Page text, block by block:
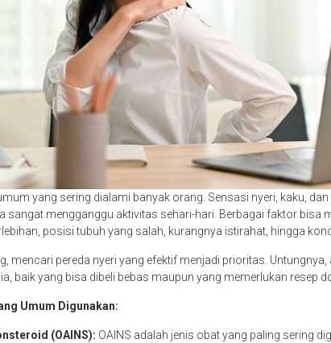
yang sering dialami banyak orang. Sensasi nyeri, kaku,
sangat mengganggu aktivitas sehari-hari. Berbagai faktor bisa
posisi tubuh yang salah, kurangnya istirahat, hingga
mencari pereda nyeri yang efektif menjadi prioritas. Untungnya,
baik yang bisa dibeli bebas maupun yang memerlukan resep
Umum Digunakan:
(OAINS): OAINS adalah jenis obat yang paling sering